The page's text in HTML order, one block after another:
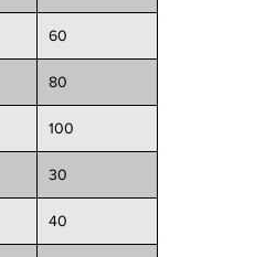
60
80
100
30
40